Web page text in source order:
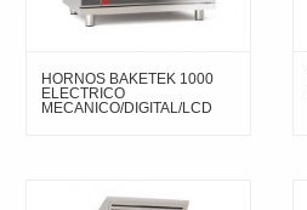
HORNOS BAKETEK 1000
ELECTRICO
MECANICO/DIGITAL/LCD